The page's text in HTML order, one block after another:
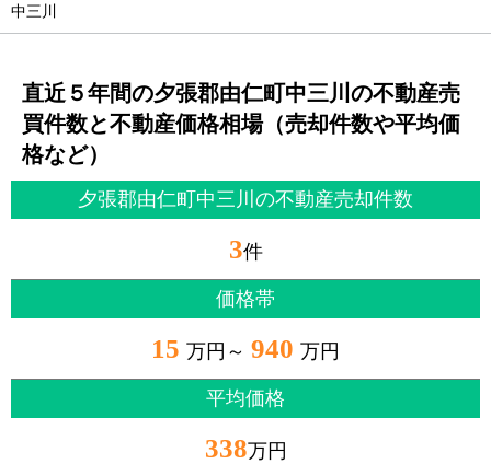
中三川
直近５年間の夕張郡由仁町中三川の不動産売
買件数と不動産価格相場（売却件数や平均価
格など）
夕張郡由仁町中三川の不動産売却件数
3件
価格帯
15 万円～ 940 万円
平均価格
338万円